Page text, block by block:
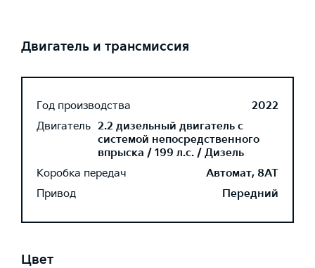
Двигатель и трансмиссия
Год производства
2022
Двигатель 2.2 дизельный двигатель с
системой непосредственного
впрыска / 199 л.с. / Дизель
Коробка передач
Автомат, 8AT
Привод
Передний
Цвет